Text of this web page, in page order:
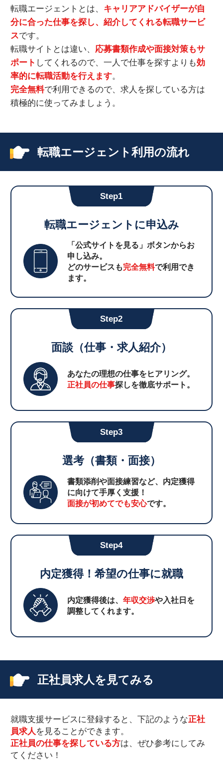
転職エージェントとは、 キャリアアドバイザーが自
分に合った仕事を探し、紹介してくれる転職サービ
スです。
転職サイトとは違い、 応募書類作成や面接対策もサ
ポート してくれるので、一人で仕事を探すよりも効
率的に転職活動を行えます。
完全無料で利用できるので、求人を探している方は
積極的に使ってみましょう。
転職エージェント利用の流れ
Step1
転職エージェントに申込み
「公式サイトを見る」ボタンからお
申し込み。
どのサービスも完全無料で利用でき
ます。
Step2
面談（仕事・求人紹介）
あなたの理想の仕事をヒアリング。
正社員の仕事探しを徹底サポート。
Step3
選考（書類・面接）
書類添削や面接練習など、内定獲得
に向けて手厚く支援！
面接が初めてでも安心です。
Step4
内定獲得！希望の仕事に就職
内定獲得後は、年収交渉や入社日を
調整してくれます。
正社員求人を見てみる
就職支援サービスに登録すると、下記のような正社
員求人 を見ることができます。
正社員の仕事を探している方は、ぜひ参考にしてみ
てください！